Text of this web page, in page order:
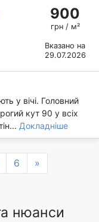
900
грн / м²
Вказано на
29.07.2026
у вічі. Головний
кут 90 у всіх
Докладніше
6 »
нюанси